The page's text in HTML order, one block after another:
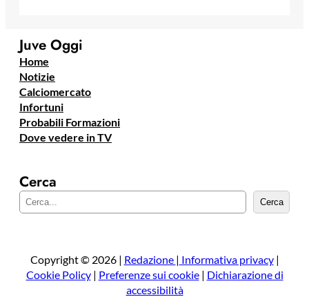
Juve Oggi
Home
Notizie
Calciomercato
Infortuni
Probabili Formazioni
Dove vedere in TV
Cerca
e
a
Cerca
Copyright © 2026 | Redazione | Informativa privacy|
Cookie Policy| Preferenze sui cookie| Dichiarazione di
accessibilità